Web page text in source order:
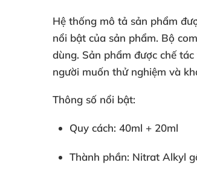
Hệ thống mô tả sản phẩm
nổi bật của sản phẩm. Bộ
dùng. Sản phẩm được chế
người muốn thử nghiệm và
Thông số nổi bật:
Quy cách: 40ml + 20ml
Thành phần: Nitrat Alkyl